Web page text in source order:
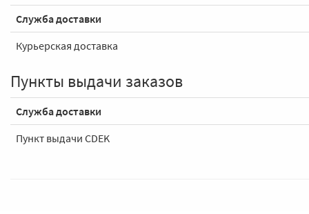
Служба доставки
Курьерская доставка
Пункты выдачи заказов
Служба доставки
Пункт выдачи CDEK